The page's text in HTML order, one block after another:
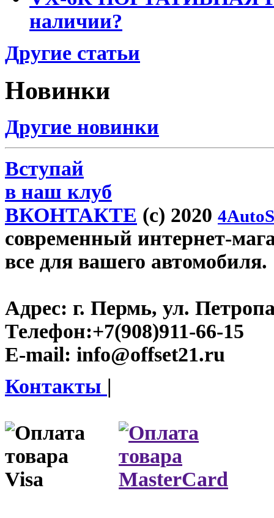
наличии?
Другие статьи
Новинки
Другие новинки
Вступай
в наш клуб
ВКОНТАКТЕ (c) 2020
современный интернет-
все для вашего автомобиля.
Адрес: г. Пермь, ул.
Телефон:+7(908)911-66-15
E-mail: info@offset21.ru
Контакты |